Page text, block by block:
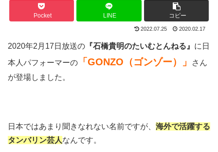
Pocket LINE コピー
2022.07.25 2020.02.17
2020年2月17日放送の 『石橋貴明のたいむとんねる』 に日
本人パフォーマーの
「GONZO（ゴンゾー）」
さん
が登場しました。
日本ではあまり聞きなれない名前ですが、 海外で活躍する
タンバリン芸人なんです。